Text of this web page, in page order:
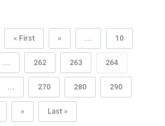
« First « ... 10
... 262 263 264
... 270 280 290
» Last »